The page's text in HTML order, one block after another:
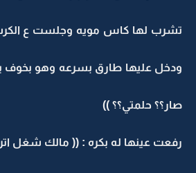
تشرب لها كاس مويه وجلست ع
ودخل عليها طارق بسرعه وهو بخوف
صار؟؟ حلمتي؟؟ ))
رفعت عينها له بكره : (( مالك شغل